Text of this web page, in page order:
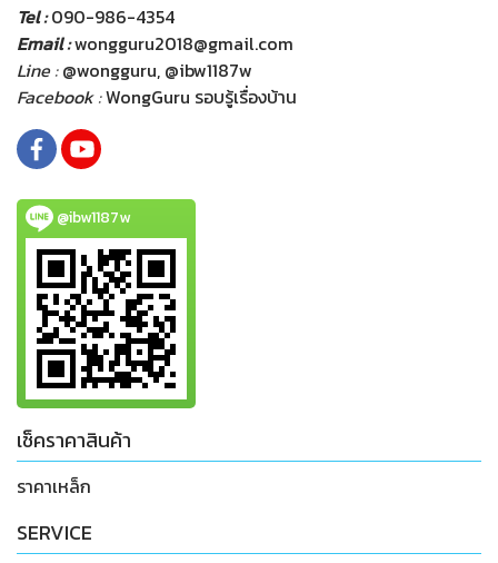
Tel :090-986-4354
Email :wongguru2018@gmail.com
Line :@wongguru, @ibw1187w
Facebook :WongGuru รอบรู้เรื่องบ้าน
@ibw1187w
เช็คราคาสินค้า
ราคาเหล็ก
SERVICE